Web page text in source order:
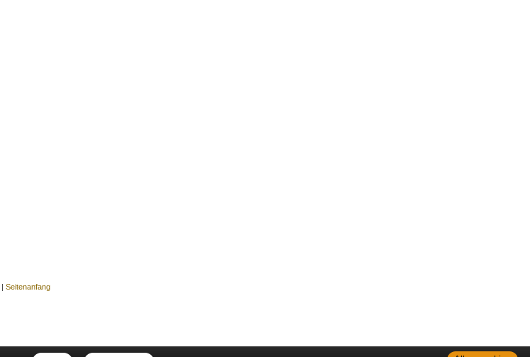
| Seitenanfang